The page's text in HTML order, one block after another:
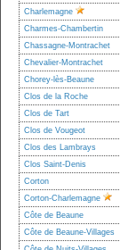
Charlemagne
Charmes-Chambertin
Chassagne-Montrachet
Chevalier-Montrachet
Chorey-lès-Beaune
Clos de la Roche
Clos de Tart
Clos de Vougeot
Clos des Lambrays
Clos Saint-Denis
Corton
Corton-Charlemagne
Côte de Beaune
Côte de Beaune-Villages